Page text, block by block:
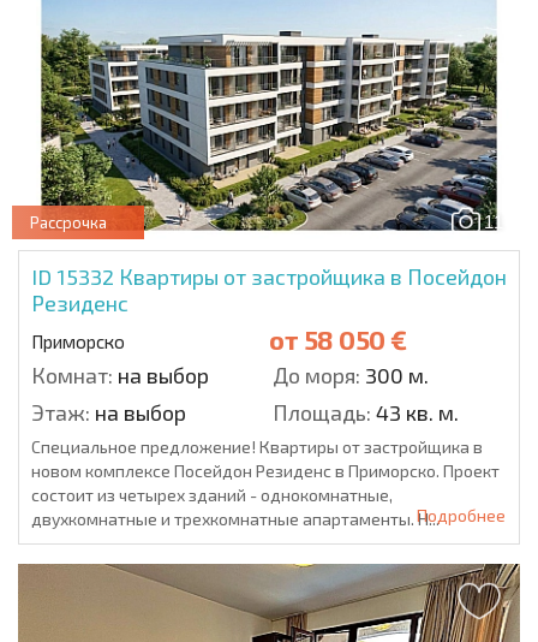
11
Рассрочка
ID 15332 Квартиры от застройщика в Посейдон
Резиденс
Приморско от 58 050 €
Комнат: на выбор До моря: 300 м.
Этаж: на выбор Площадь: 43 кв. м.
Специальное предложение! Квартиры от застройщика в
новом комплексе Посейдон Резиденс в Приморско. Проект
состоит из четырех зданий - однокомнатные,
двухкомнатные и трехкомнатные апартаменты. Н...Подробнее